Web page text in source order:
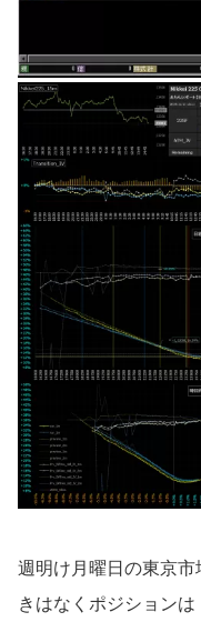
週明け月曜日の東京
きはなくポジションは